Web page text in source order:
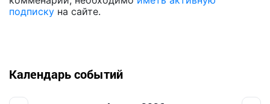
подписку на сайте.
Календарь событий